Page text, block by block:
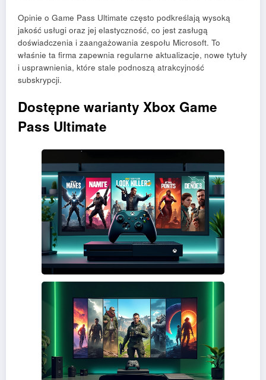
Opinie o Game Pass Ultimate często podkreślają wysoką
jakość usługi oraz jej elastyczność, co jest zasługą
doświadczenia i zaangażowania zespołu Microsoft. To
właśnie ta firma zapewnia regularne aktualizacje, nowe tytuły
i usprawnienia, które stale podnoszą atrakcyjność
subskrypcji.
Dostępne warianty Xbox Game
Pass Ultimate